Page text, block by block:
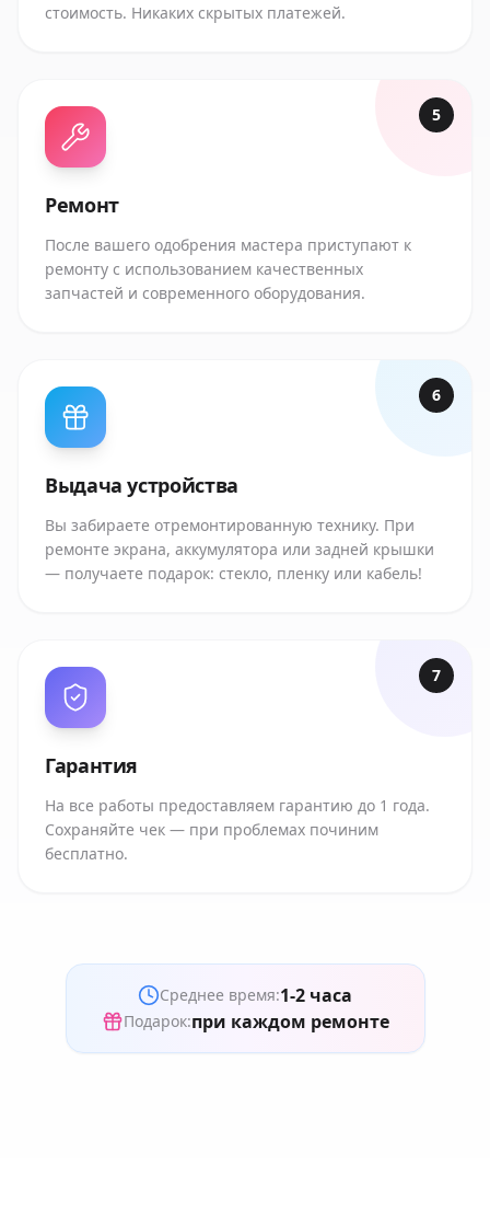
стоимость. Никаких скрытых платежей.
5
Ремонт
После вашего одобрения мастера приступают к
ремонту с использованием качественных
запчастей и современного оборудования.
6
Выдача устройства
Вы забираете отремонтированную технику. При
ремонте экрана, аккумулятора или задней крышки
— получаете подарок: стекло, пленку или кабель!
7
Гарантия
На все работы предоставляем гарантию до 1 года.
Сохраняйте чек — при проблемах починим
бесплатно.
Среднее время:1-2 часа
Подарок:при каждом ремонте